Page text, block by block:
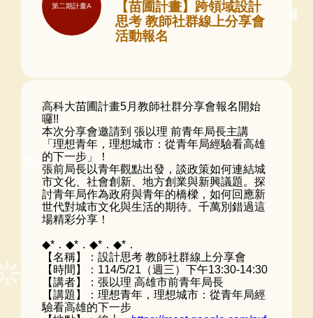
第二期計畫A
【苗圃計畫】跨領域設計
思考 教師社群線上分享會
活動報名
高科大苗圃計畫5月教師社群分享會報名開始
囉!!
本次分享會邀請到 張以理 前青年局長主講
「理想青年，理想城市：從青年局經驗看高雄
的下一步」！
張前局長以青年觀點出發，談政策如何連結城
市文化、社會創新、地方創業與新興議題。探
討青年局作為政府與青年的橋樑，如何回應新
世代對城市文化與生活的期待。千萬別錯過這
場精彩分享！
◆*．◆*．◆*．◆*．
【名稱】：設計思考 教師社群線上分享會
【時間】：114/5/21（週三）下午13:30-14:30
【講者】：張以理 高雄市前青年局長
【講題】：理想青年，理想城市：從青年局經
驗看高雄的下一步